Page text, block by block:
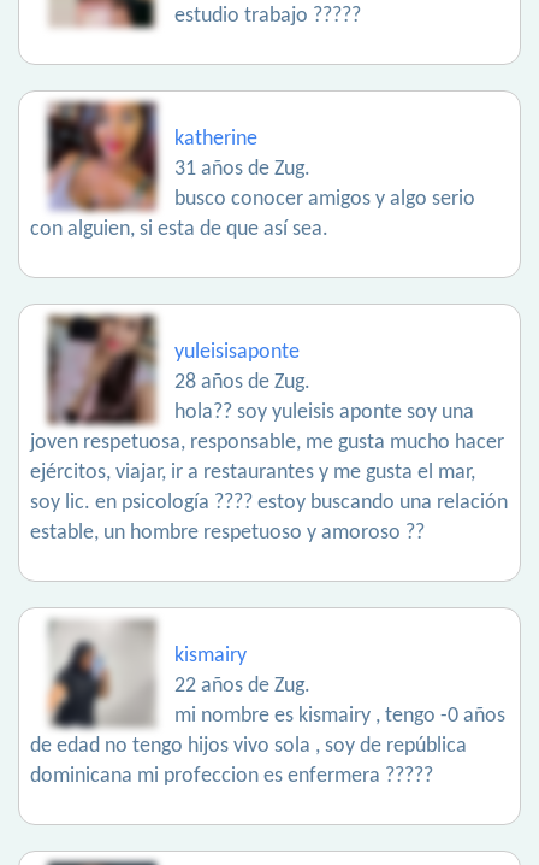
estudio trabajo ?????
katherine
31 años de Zug.
busco conocer amigos y algo serio
con alguien, si esta de que así sea.
yuleisisaponte
28 años de Zug.
hola?? soy yuleisis aponte soy una
joven respetuosa, responsable, me gusta mucho hacer
ejércitos, viajar, ir a restaurantes y me gusta el mar,
soy lic. en psicología ???? estoy buscando una relación
estable, un hombre respetuoso y amoroso ??
kismairy
22 años de Zug.
mi nombre es kismairy , tengo -0 años
de edad no tengo hijos vivo sola , soy de república
dominicana mi profeccion es enfermera ?????